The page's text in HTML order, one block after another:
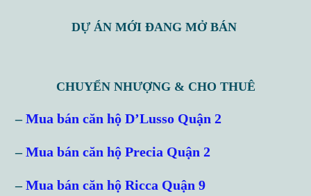
DỰ ÁN MỚI ĐANG MỞ BÁN
CHUYỂN NHƯỢNG & CHO THUÊ
–Mua bán căn hộ D’Lusso Quận 2
–Mua bán căn hộ Precia Quận 2
–Mua bán căn hộ Ricca Quận 9
Don't have an account?Sign Up
Username